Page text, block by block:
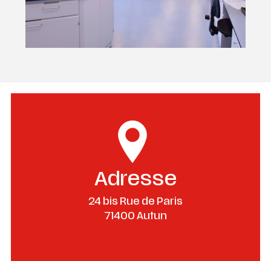
Adresse
24 bis Rue de Paris
71400 Autun